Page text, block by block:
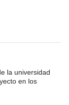
la universidad
en los